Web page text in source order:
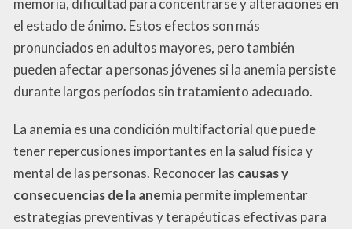
el estado de ánimo. Estos efectos son más
pronunciados en adultos mayores, pero también
pueden afectar a personas jóvenes si la anemia persiste
durante largos períodos sin tratamiento adecuado.
La anemia es una condición multifactorial que puede
tener repercusiones importantes en la salud física y
mental de las personas. Reconocer las causas y
consecuencias de la anemiapermite implementar
estrategias preventivas y terapéuticas efectivas para